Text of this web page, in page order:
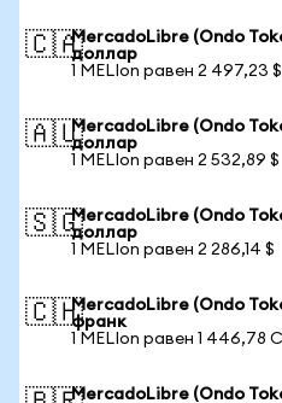
🇨🇦MercadoLibre (Ondo
доллар
1 MELIon равен 2 497,23 $
🇦🇺MercadoLibre (Ondo
доллар
1 MELIon равен 2 532,89 $
🇸🇬MercadoLibre (Ondo
доллар
1 MELIon равен 2 286,14 $
🇨🇭MercadoLibre (Ondo
франк
1 MELIon равен 1 446,78
MercadoLibre (Ondo